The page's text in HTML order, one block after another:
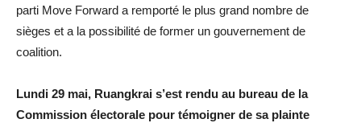
parti Move Forward a remporté le plus grand nombre de
sièges et a la possibilité de former un gouvernement de
coalition.
Lundi 29 mai, Ruangkrai s’est rendu au bureau de la
Commission électorale pour témoigner de sa plainte